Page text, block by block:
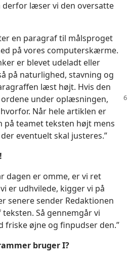
derfor læser vi den oversatte
en paragraf til målsproget
på vores computerskærme.
er blevet udeladt eller
på naturlighed, stavning og
læst højt. Hvis den
under oplæsningen,
Når hele artiklen er
på teamet teksten højt mens
eventuelt skal justeres.”
dagen er omme, er vi ret
er udhvilede, kigger vi på
senere sender Redaktionen
Så gennemgår vi
friske øjne og finpudser den.”
bruger I?